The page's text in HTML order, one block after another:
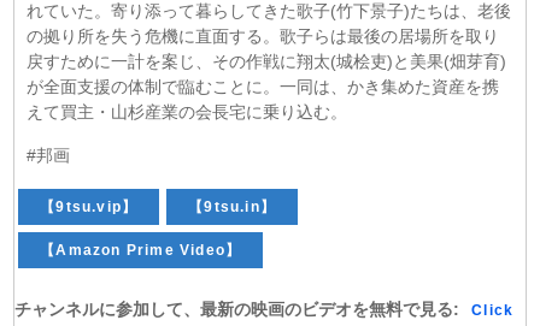
れていた。寄り添って暮らしてきた歌子(竹下景子)たちは、老後
の拠り所を失う危機に直面する。歌子らは最後の居場所を取り
戻すために一計を案じ、その作戦に翔太(城桧吏)と美果(畑芽育)
が全面支援の体制で臨むことに。一同は、かき集めた資産を携
えて買主・山杉産業の会長宅に乗り込む。
#邦画
【9tsu.vip】 【9tsu.in】
【Amazon Prime Video】
チャンネルに参加して、最新の映画のビデオを無料で見る:
Click